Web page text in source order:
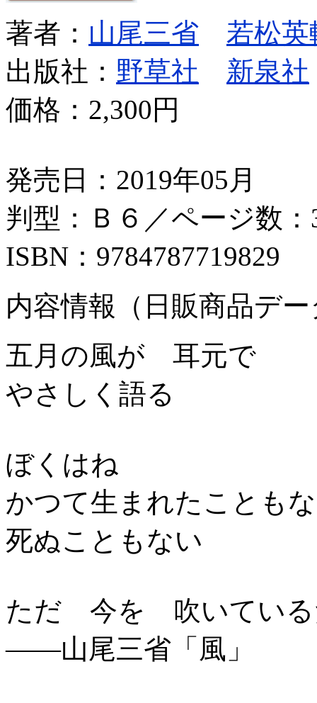
著者： 山尾三省
若松英
出版社： 野草社
新泉社
価格： 2,300円
発売日：2019年05月
判型：Ｂ６／ページ数：
ISBN：9784787719829
内容情報（日販商品デ
五月の風が 耳元で
やさしく語る
ぼくはね
かつて生まれたことも
死ぬこともない
ただ 今を 吹いている
――山尾三省「風」